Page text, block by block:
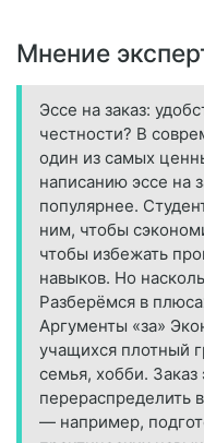
Мнение
Эссе на заказ:
честности? В
один из самых
написанию эссе на
популярнее.
ним, чтобы
чтобы избежать
навыков. Но
Разберёмся в
Аргументы «за»
учащихся плотный
семья, хобби. Заказ
перераспределить
— например,